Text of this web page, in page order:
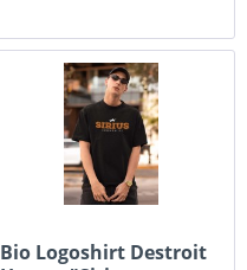
Bio Logoshirt Destroit